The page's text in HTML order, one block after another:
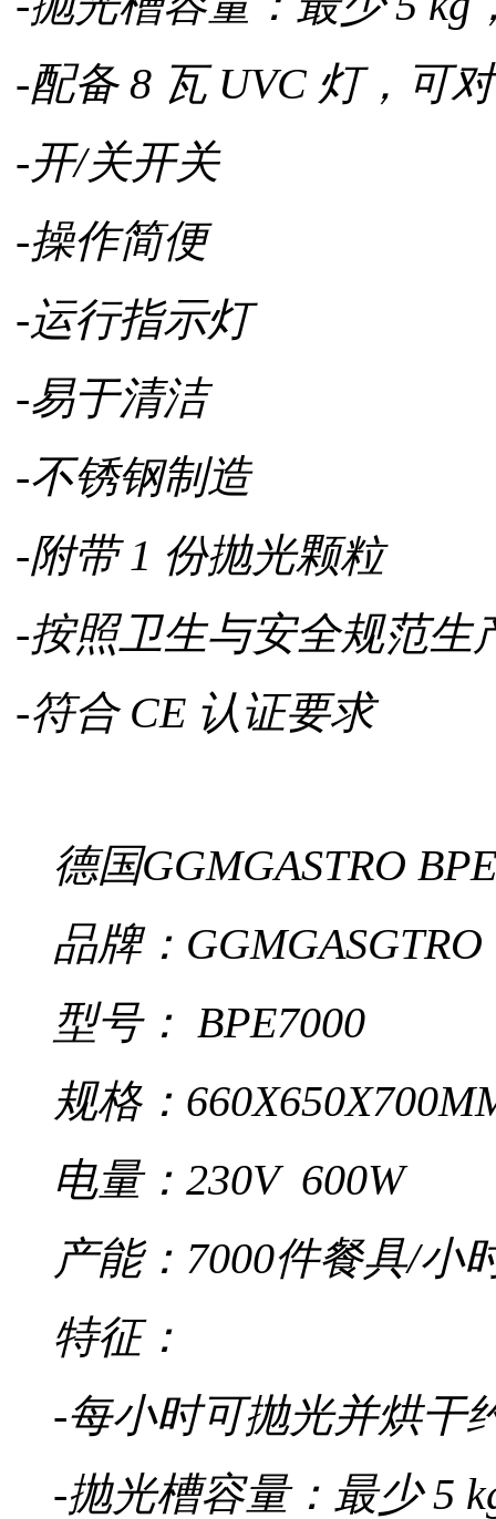
-配备 8 瓦 UVC 灯，可
-开/关开关
-操作简便
-运行指示灯
-易于清洁
-不锈钢制造
-附带 1 份抛光颗粒
-按照卫生与安全规范生
-符合 CE 认证要求
德国GGMGASTRO
品牌：GGMGASGTRO
型号： BPE7000
规格：
电量：230V 600W
产能：7000件餐具/小
特征：
-每小时可抛光并烘干
-抛光槽容量：最少 5